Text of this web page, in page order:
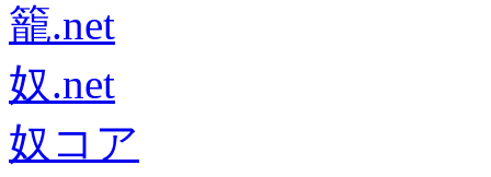
籠.net
奴.net
奴コア